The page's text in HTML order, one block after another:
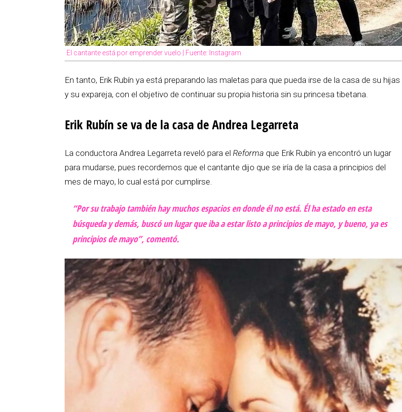
El cantante está por emprender vuelo | Fuente: Instagram
En tanto, Erik Rubín ya está preparando las maletas para que pueda irse de la casa de su hijas
y su expareja, con el objetivo de continuar su propia historia sin su princesa tibetana.
Erik Rubín se va de la casa de Andrea Legarreta
La conductora Andrea Legarreta reveló para el Reforma que Erik Rubín ya encontró un lugar
para mudarse, pues recordemos que el cantante dijo que se iría de la casa a principios del
mes de mayo, lo cual está por cumplirse.
“Por su trabajo también hay muchos espacios en donde él no está. Él ha estado en esta
búsqueda y demás, buscó un lugar que iba a estar listo a principios de mayo, y bueno, ya es
principios de mayo”, comentó.